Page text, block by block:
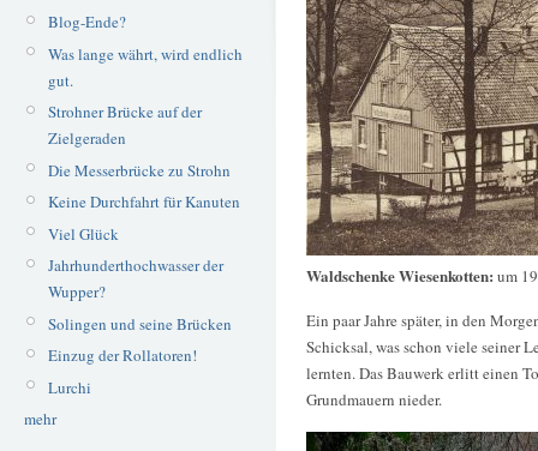
Blog-Ende?
Was lange währt, wird endlich
gut.
Strohner Brücke auf der
Zielgeraden
Die Messerbrücke zu Strohn
Keine Durchfahrt für Kanuten
Viel Glück
Jahrhunderthochwasser der
Wupper?
Solingen und seine Brücken
Einzug der Rollatoren!
Lurchi
mehr
Waldschenke Wiesenkotten: um
Ein paar Jahre später, in den
Schicksal, was schon viele seiner
lernten. Das Bauwerk erlitt einen
Grundmauern nieder.